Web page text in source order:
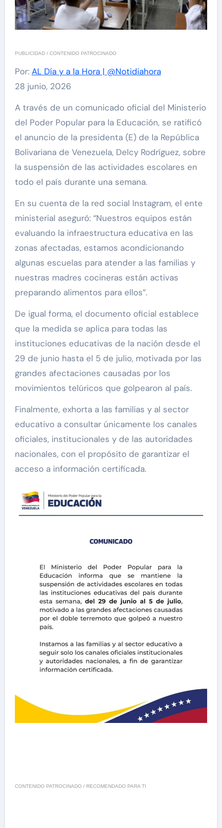
PUBLICIDAD / CONTENIDO PATROCINADO
Por: AL Día y a la Hora | @Notidiahora
28 junio, 2026
A través de un comunicado oficial del Ministerio
del Poder Popular para la Educación, se ratificó
el anuncio de la presidenta (E) de la República
Bolivariana de Venezuela, Delcy Rodríguez, sobre
la suspensión de las actividades escolares en
todo el país durante una semana.
En su cuenta de la red social Instagram, el ente
ministerial aseguró: “Nuestros equipos están
evaluando la infraestructura educativa en las
zonas afectadas, estamos acondicionando
algunas escuelas para atender a las familias y
nuestras madres cocineras están activas
preparando alimentos para ellos”.
De igual forma, el documento oficial establece
que la medida se aplica para todas las
instituciones educativas de la nación desde el
29 de junio hasta el 5 de julio, motivada por las
grandes afectaciones causadas por los
movimientos telúricos que golpearon al país.
Finalmente, exhorta a las familias y al sector
educativo a consultar únicamente los canales
oficiales, institucionales y de las autoridades
nacionales, con el propósito de garantizar el
acceso a información certificada.
CONTENIDO PATROCINADO / RECOMENDADO PARA TI